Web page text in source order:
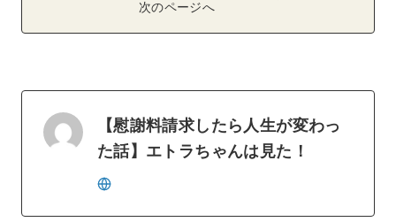
次のページへ
【慰謝料請求したら人生が変わっ
た話】エトラちゃんは見た！